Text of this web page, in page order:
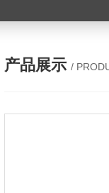
产品展示 /